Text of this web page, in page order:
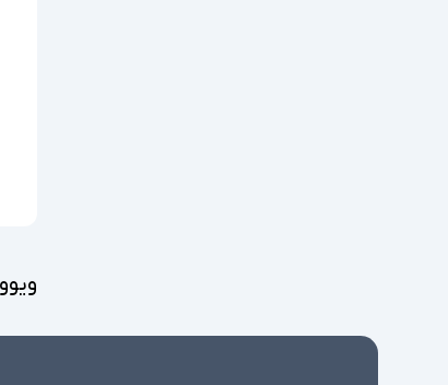
ویوو